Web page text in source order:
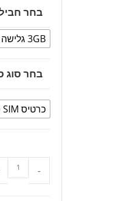
בחר
3GB גלישה בלבד ל-15 יום
בחר סוג
כרטיס SIM פיזי
-